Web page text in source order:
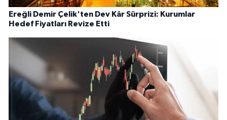
Ereğli Demir Çelik'ten Dev Kâr Sürprizi: Kurumlar
Hedef Fiyatları Revize Etti